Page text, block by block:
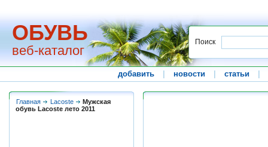
ОБУВЬ
веб-каталог
Поиск
добавить новости статьи
Главная Lacoste
Мужская
обувь Lacoste лето 2011